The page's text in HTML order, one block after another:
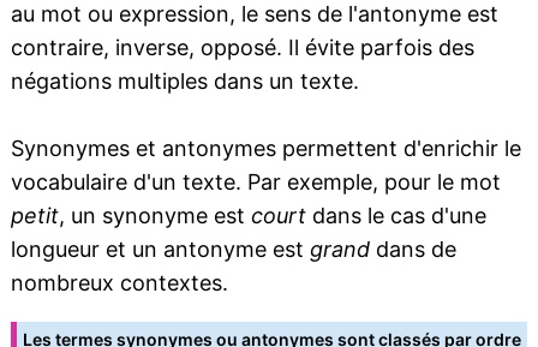
au mot ou expression, le sens de l'antonyme est
contraire, inverse, opposé. Il évite parfois des
négations multiples dans un texte.
Synonymes et antonymes permettent d'enrichir le
vocabulaire d'un texte. Par exemple, pour le mot
petit, un synonyme est courtdans le cas d'une
longueur et un antonyme est granddans de
nombreux contextes.
Les termes synonymes ou antonymes sont classés par ordre